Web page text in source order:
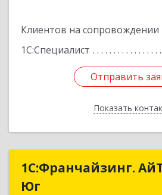
Клиентов на сопровождении
1С:Специалист
Отправить
Показать
Отправить
Назад
1С:Франчайзинг.
Юг
1С:Франчайзинг.